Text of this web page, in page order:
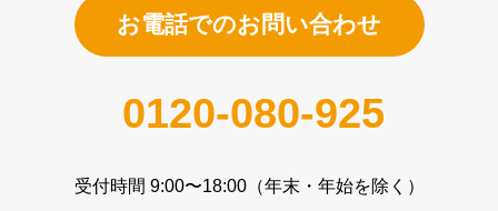
お電話でのお問い合わせ
0120-080-925
受付時間 9:00〜18:00（年末・年始を除く）